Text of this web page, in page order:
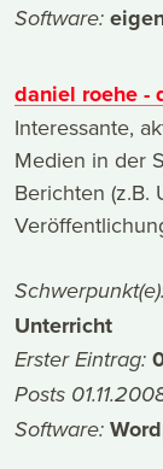
Software:
daniel roehe -
Interessante,
Medien in der
Berichten (z.B.
Unterricht
Erster Eintrag:
Posts
Software: